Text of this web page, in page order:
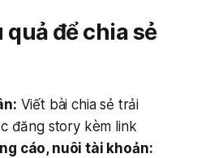
để chia sẻ
Viết bài chia sẻ trải
đăng story kèm link
cáo, nuôi tài khoản: